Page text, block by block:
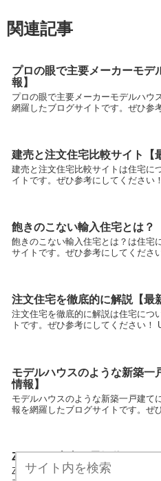
関連記事
プロの眼で主要メーカーモデ
報】
プロの眼で主要メーカーモデルハウ
網羅したブログサイトです。ぜひ参
建売と注文住宅比較サイト【
建売と注文住宅比較サイトは住宅に
イトです。ぜひ参考にしてください
飽きのこない輸入住宅とは？
飽きのこない輸入住宅とは？は住宅
サイトです。ぜひ参考にしてくださ
注文住宅を徹底的に解説【最
注文住宅を徹底的に解説は住宅につ
トです。ぜひ参考にしてください！
モデルハウスのような新築一
情報】
モデルハウスのような新築一戸建て
報を網羅したブログサイトです。
ZEHって本当に電気代０にな
ZEHって本当に電気代０になるの？